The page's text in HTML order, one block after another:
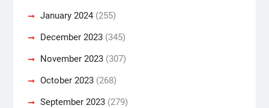
January 2024(255)
December 2023(345)
November 2023(307)
October 2023(268)
September 2023(279)